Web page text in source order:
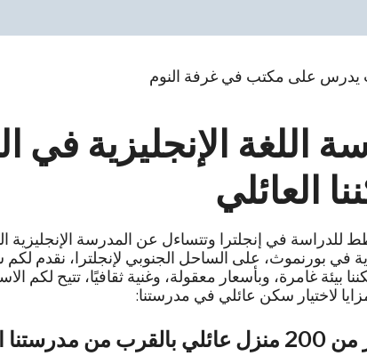
اللغة الإنجليزية في
العائلي
للدراسة في إنجلترا وتتساءل عن المدرسة الإنجليزية
في بورنموث، على الساحل الجنوبي لإنجلترا، نقدم
بيئة غامرة، وبأسعار معقولة، وغنية ثقافيًا، تتيح لكم
لاختيار سكن عائلي في مدرستنا:
من مدرستنا الإنجليزية